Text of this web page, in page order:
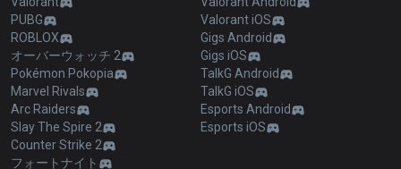
PUBG
ROBLOX
オーバーウォッチ 2
Pokémon Pokopia
Marvel Rivals
Arc Raiders
Slay The Spire 2
Counter Strike 2
フォートナイト
Valorant iOS
Gigs Android
Gigs iOS
TalkG Android
TalkG iOS
Esports Android
Esports iOS